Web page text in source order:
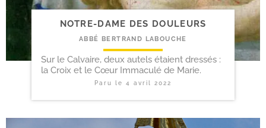
NOTRE-​DAME DES DOULEURS
ABBÉ BERTRAND LABOUCHE
Sur le Calvaire, deux autels étaient dressés :
la Croix et le Cœur Immaculé de Marie.
Paru le 4 avril 2022